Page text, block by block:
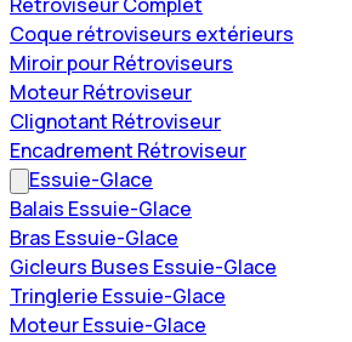
Coque rétroviseurs extérieurs
Miroir pour Rétroviseurs
Moteur Rétroviseur
Clignotant Rétroviseur
Encadrement Rétroviseur
Essuie-Glace
Balais Essuie-Glace
Bras Essuie-Glace
Gicleurs Buses Essuie-Glace
Tringlerie Essuie-Glace
Moteur Essuie-Glace